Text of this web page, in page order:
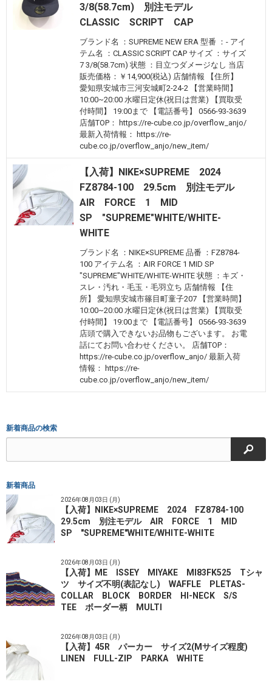
3/8(58.7cm) 別注モデル
CLASSIC SCRIPT CAP
ブランド名 ：SUPREME NEW ERA 型番 ：- アイ
テム名 ：CLASSIC SCRIPT CAP サイズ ：サイズ
7 3/8(58.7cm) 状態 ：目立つダメージなし 当店
販売価格：￥14,900(税込) 店舗情報 【住所】
愛知県安城市三河安城町2-24-2 【営業時間】
10:00~20:00 水曜日定休(祝日は営業) 【買取受
付時間】 19:00まで 【電話番号】 0566-93-3639
店舗TOP： https://re-cube.co.jp/overflow_anjo/
最新入荷情報： https://re-
cube.co.jp/overflow_anjo/new_item/
【入荷】NIKE×SUPREME 2024
FZ8784-100 29.5cm 別注モデル
AIR FORCE 1 MID
SP "SUPREME"WHITE/WHITE-
WHITE
ブランド名 ：NIKE×SUPREME 品番 ：FZ8784-
100 アイテム名 ：AIR FORCE 1 MID SP
"SUPREME"WHITE/WHITE-WHITE 状態 ：キズ・
スレ・汚れ・毛玉・毛羽立ち 店舗情報 【住
所】 愛知県安城市篠目町童子207 【営業時間】
10:00~20:00 水曜日定休(祝日は営業) 【買取受
付時間】 19:00まで 【電話番号】 0566-93-3639
店頭で購入できないお品物もございます。 お電
話にてお問い合わせください。 店舗TOP：
https://re-cube.co.jp/overflow_anjo/ 最新入荷
情報： https://re-
cube.co.jp/overflow_anjo/new_item/
新着商品の検索
検索
新着商品
2026年08月03日 (月)
【入荷】NIKE×SUPREME 2024 FZ8784-100
29.5cm 別注モデル AIR FORCE 1 MID
SP "SUPREME"WHITE/WHITE-WHITE
2026年08月03日 (月)
【入荷】ME ISSEY MIYAKE MI83FK525 Tシャ
ツ サイズ不明(表記なし) WAFFLE PLETAS-
COLLAR BLOCK BORDER HI-NECK S/S
TEE ボーダー柄 MULTI
2026年08月03日 (月)
【入荷】45R パーカー サイズ2(Mサイズ程度)
LINEN FULL-ZIP PARKA WHITE